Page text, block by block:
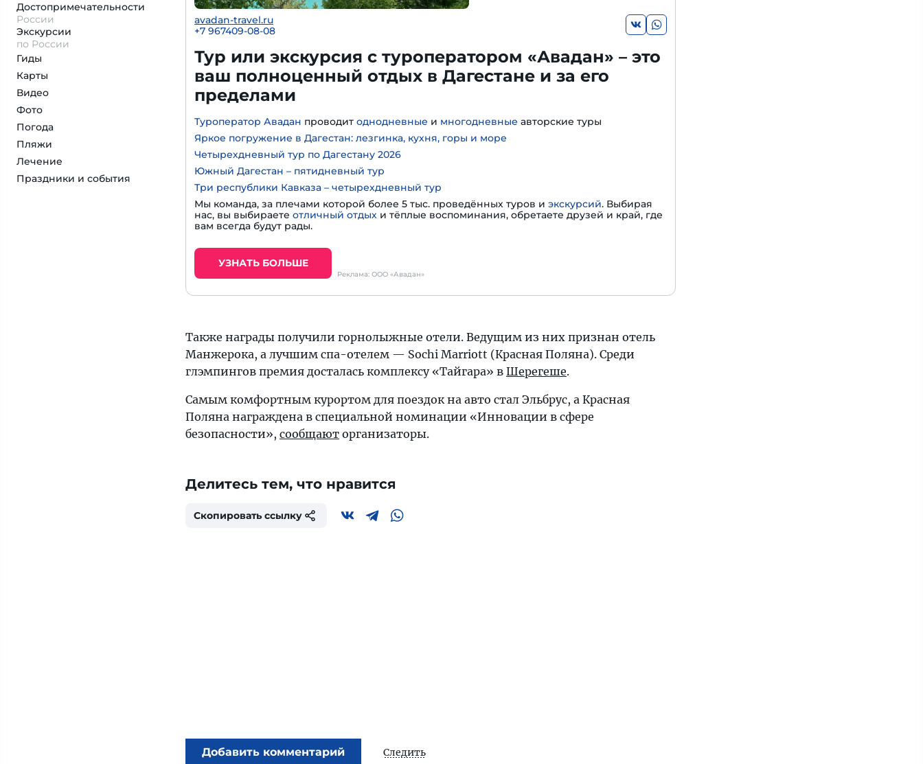
Достопримеча­тельности
России
Экскурсии
по России
Гиды
Карты
Видео
Фото
Погода
Пляжи
Лечение
Праздники и события
avadan-travel.ru
+7 967409-08-08
Тур или экскурсия с туроператором «Авадан» – это
ваш полноценный отдых в Дагестане и за его
пределами
Туроператор Авадан проводит однодневные и многодневные авторские туры
Яркое погружение в Дагестан: лезгинка, кухня, горы и море
Четырехдневный тур по Дагестану 2026
Южный Дагестан – пятидневный тур
Три республики Кавказа – четырехдневный тур
Мы команда, за плечами которой более 5 тыс. проведённых туров и экскурсий. Выбирая
нас, вы выбираете отличный отдых и тёплые воспоминания, обретаете друзей и край, где
вам всегда будут рады.
УЗНАТЬ БОЛЬШЕ
Реклама: ООО «Авадан»
Также награды получили горнолыжные отели. Ведущим из них признан отель
Манжерока, а лучшим спа-отелем — Sochi Marriott (Красная Поляна). Среди
глэмпингов премия досталась комплексу «Тайгара» в Шерегеше.
Самым комфортным курортом для поездок на авто стал Эльбрус, а Красная
Поляна награждена в специальной номинации «Инновации в сфере
безопасности», сообщают организаторы.
Делитесь тем, что нравится
Скопировать ссылку
Добавить комментарий Следить